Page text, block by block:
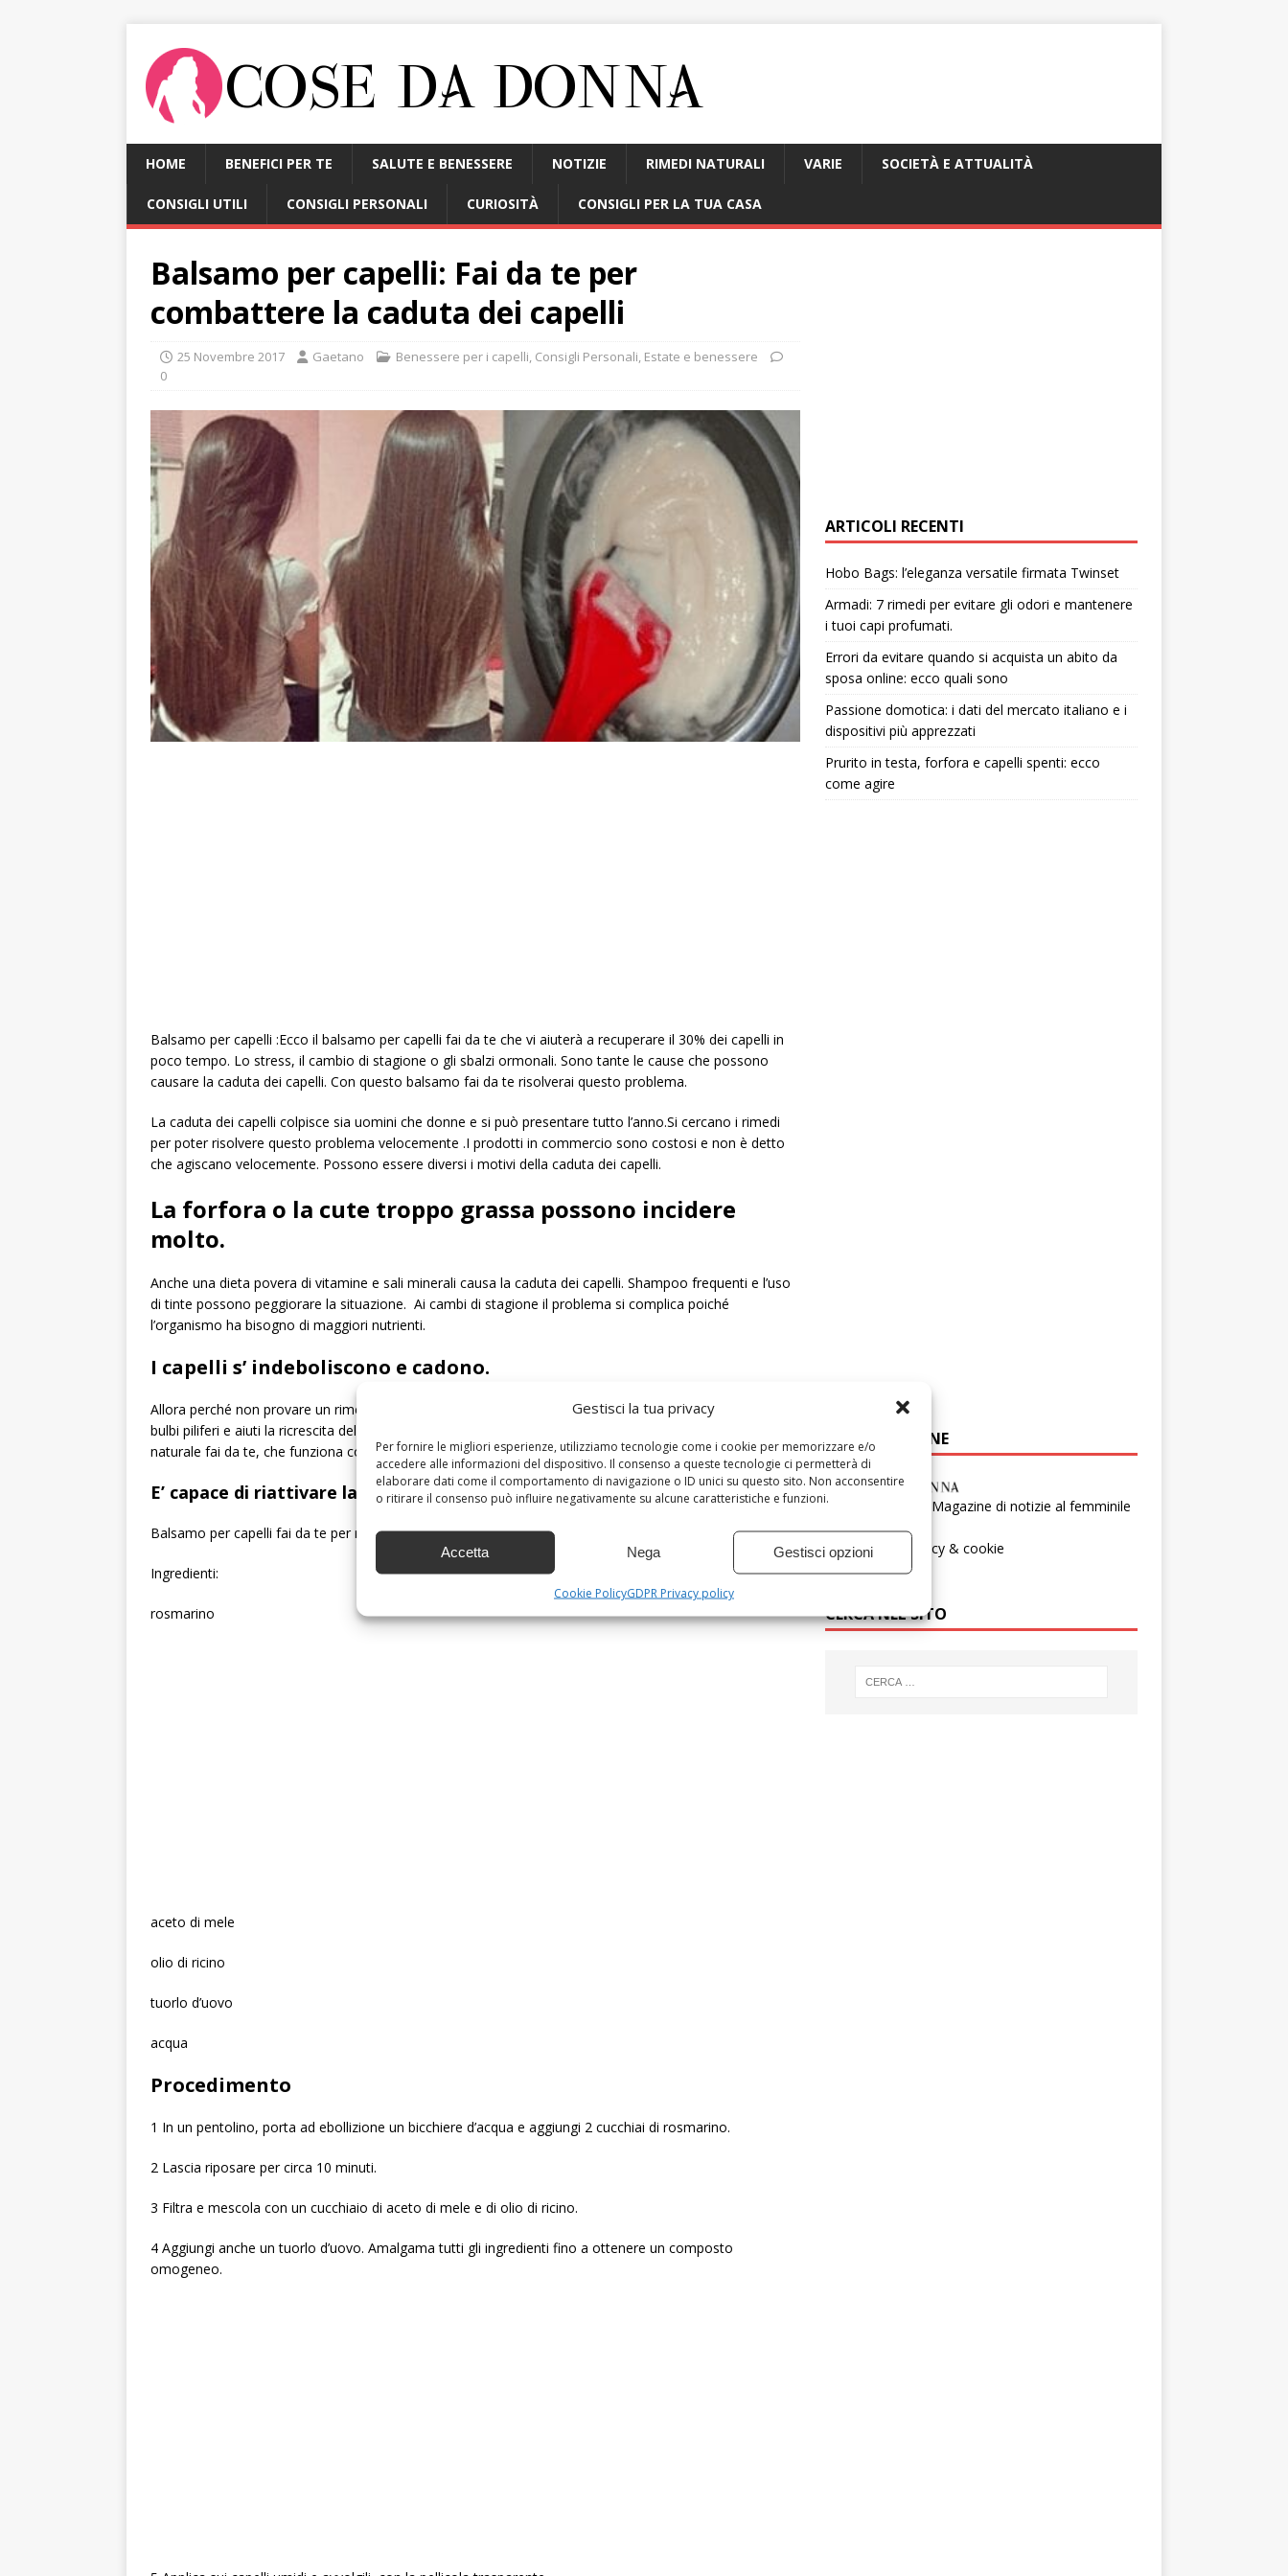
Gestisci la tua privacy
Per fornire le migliori esperienze, utilizziamo tecnologie come i cookie per memorizzare e/o
accedere alle informazioni del dispositivo. Il consenso a queste tecnologie ci permetterà di
elaborare dati come il comportamento di navigazione o ID unici su questo sito. Non acconsentire
o ritirare il consenso può influire negativamente su alcune caratteristiche e funzioni.
Accetta Nega Gestisci opzioni
Cookie PolicyGDPR Privacy policy
HOME BENEFICI PER TE SALUTE E BENESSERE NOTIZIE RIMEDI NATURALI VARIE SOCIETÀ E ATTUALITÀ
CONSIGLI UTILI CONSIGLI PERSONALI CURIOSITÀ CONSIGLI PER LA TUA CASA
Balsamo per capelli: Fai da te per
combattere la caduta dei capelli
25 Novembre 2017 Gaetano Benessere per i capelli, Consigli Personali, Estate e benessere
0
Balsamo per capelli :Ecco il balsamo per capelli fai da te che vi aiuterà a recuperare il 30% dei capelli in
poco tempo. Lo stress, il cambio di stagione o gli sbalzi ormonali. Sono tante le cause che possono
causare la caduta dei capelli. Con questo balsamo fai da te risolverai questo problema.
La caduta dei capelli colpisce sia uomini che donne e si può presentare tutto l’anno.Si cercano i rimedi
per poter risolvere questo problema velocemente .I prodotti in commercio sono costosi e non è detto
che agiscano velocemente. Possono essere diversi i motivi della caduta dei capelli.
La forfora o la cute troppo grassa possono incidere
molto.
Anche una dieta povera di vitamine e sali minerali causa la caduta dei capelli. Shampoo frequenti e l’uso
di tinte possono peggiorare la situazione. Ai cambi di stagione il problema si complica poiché
l’organismo ha bisogno di maggiori nutrienti.
I capelli s’ indeboliscono e cadono.
Allora perché non provare un rimedio costituito da soli ingredienti naturali? Ne occorre uno che nutra i
bulbi piliferi e aiuti la ricrescita del capello. In questo articolo vi proponiamo come preparare un balsamo
naturale fai da te, che funziona contro la caduta dei capelli.
E’ capace di riattivare la ricrescita ed elimina anche la forfora.
Balsamo per capelli fai da te per recuperare il 30% dei capelli in 2 settimane
Ingredienti:
rosmarino
aceto di mele
olio di ricino
tuorlo d’uovo
acqua
Procedimento
1 In un pentolino, porta ad ebollizione un bicchiere d’acqua e aggiungi 2 cucchiai di rosmarino.
2 Lascia riposare per circa 10 minuti.
3 Filtra e mescola con un cucchiaio di aceto di mele e di olio di ricino.
4 Aggiungi anche un tuorlo d’uovo. Amalgama tutti gli ingredienti fino a ottenere un composto
omogeneo.
ARTICOLI RECENTI
Hobo Bags: l’eleganza versatile firmata Twinset
Armadi: 7 rimedi per evitare gli odori e mantenere
i tuoi capi profumati.
Errori da evitare quando si acquista un abito da
sposa online: ecco quali sono
Passione domotica: i dati del mercato italiano e i
dispositivi più apprezzati
Prurito in testa, forfora e capelli spenti: ecco
come agire
COSE DA DONNE
Cose da donna - Magazine di notizie al femminile
Contatti
Informativa Privacy & cookie
Cookie
CERCA NEL SITO